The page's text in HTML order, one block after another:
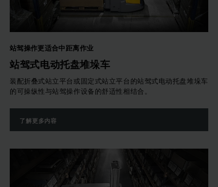
站驾操作更适合中距离作业
站驾式电动托盘堆垛车
装配折叠式站立平台或固定式站立平台的站驾式电动托盘堆垛车
的可操纵性与站驾操作设备的舒适性相结合。
了解更多内容